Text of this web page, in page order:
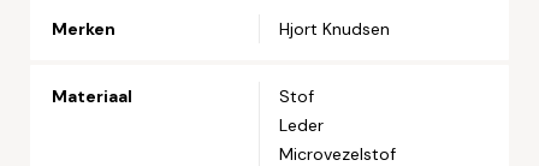
Merken Hjort Knudsen
Materiaal
Stof
Leder
Microvezelstof